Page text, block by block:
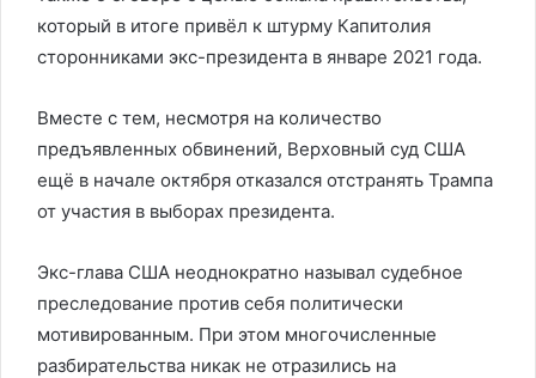
который в итоге привёл к штурму Капитолия
сторонниками экс-президента в январе 2021 года.
Вместе с тем, несмотря на количество
предъявленных обвинений, Верховный суд США
ещё в начале октября отказался отстранять Трампа
от участия в выборах президента.
Экс-глава США неоднократно называл судебное
преследование против себя политически
мотивированным. При этом многочисленные
разбирательства никак не отразились на